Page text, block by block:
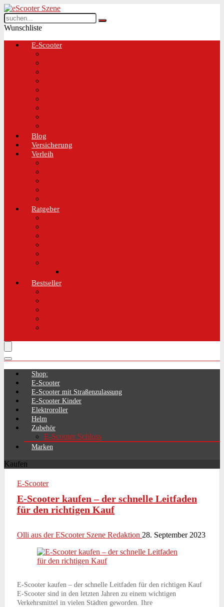
Wunschliste
E-Scooter
Blog
Versicherung
Verleih
Ratgeber
Bestseller
Shop:
E-Scooter
E-Scooter mit Straßenzulassung
E-Scooter Kinder
Elektroroller
Helm
Zubehör
E-Scooter Schloss
Marken
Kaufen
E-Scooter
E-Scooter kaufen – der schnelle Leitfaden
für den richtigen Kauf
Olli aus der EScooter Szene Redaktion 28. September 2023
E-Scooter kaufen – der schnelle Leitfaden für den richtigen Kauf
E-Scooter sind in den letzten Jahren zu einem wichtigen
Verkehrsmittel in vielen Städten geworden. Ihre